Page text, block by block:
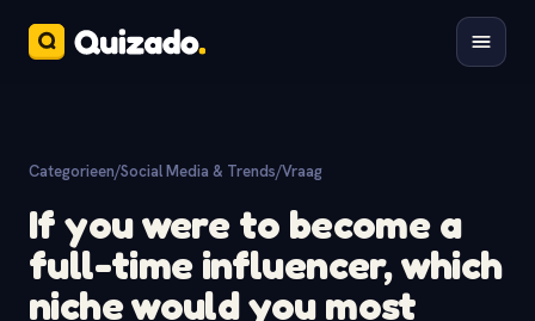
Categorieen/Social Media & Trends/Vraag
If you were to become a
full-time influencer, which
niche would you most